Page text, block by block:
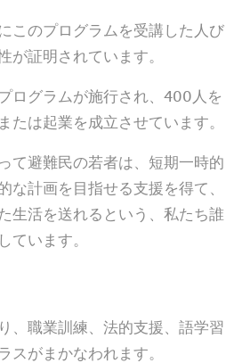
このプログラムを受講した人び
が証明されています。
ログラムが施行され、400人を
たは起業を成立させています。
て避難民の若者は、短期一時的
な計画を目指せる支援を得て、
生活を送れるという、私たち誰
ています。
、職業訓練、法的支援、語学習
スがまかなわれます。